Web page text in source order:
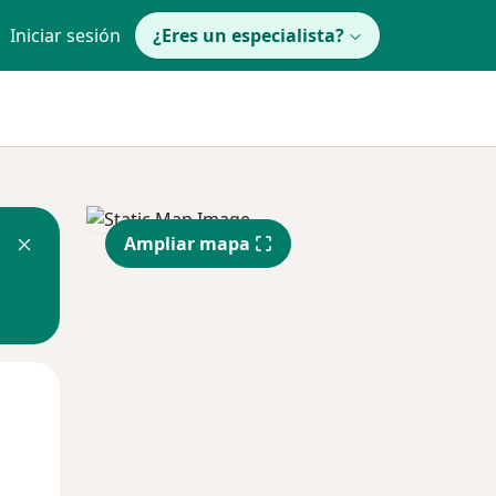
Iniciar sesión ¿Eres un especialista?
Ampliar mapa